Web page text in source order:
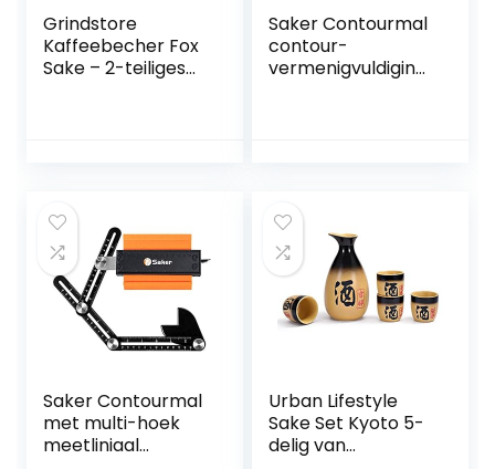
Grindstore
Kaffeebecher Fox
Sake – 2-teiliges
Saker Contourmal
contour-
vermenigvuldiging
lassen
houtbewerking
Tracing 25 cm 2
stuks
Saker Contourmal
met multi-hoek
meetliniaal
Urban Lifestyle
Sake Set Kyoto 5-
delig van